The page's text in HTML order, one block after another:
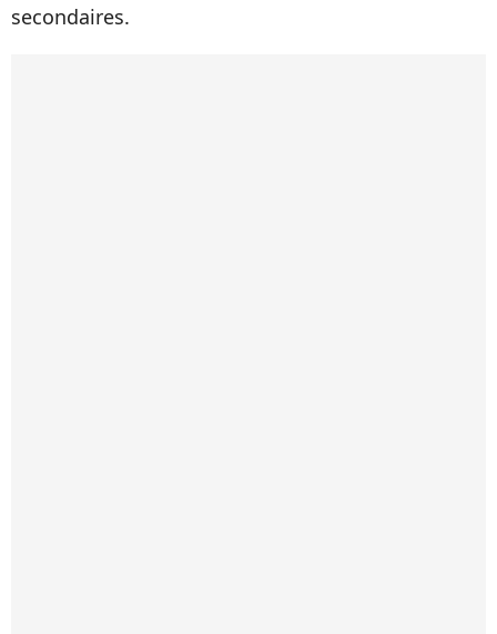
secondaires.